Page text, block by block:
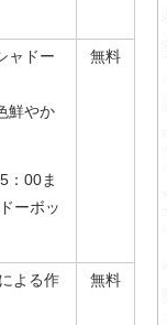
ャドー
鮮やか
：00ま
ーボッ
無料
よる作
無料